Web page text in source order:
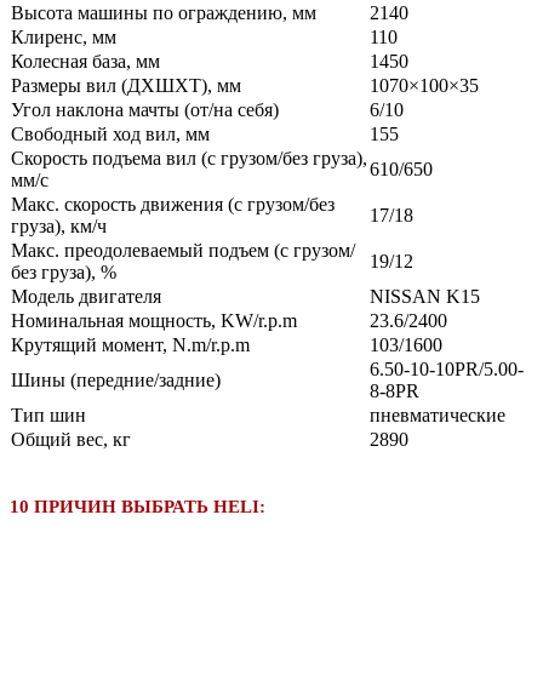
Высота машины по ограждению, мм
2140
Клиренс, мм
110
Колесная база, мм
1450
Размеры вил (ДXШXТ), мм
1070×100×35
Угол наклона мачты (от/на себя)
6/10
Свободный ход вил, мм
155
Скорость подъема вил (с грузом/без груза),
мм/с
610/650
Макс. скорость движения (с грузом/без
груза), км/ч
17/18
Макс. преодолеваемый подъем (с грузом/
без груза), %
19/12
Модель двигателя
NISSAN K15
Номинальная мощность, KW/r.p.m
23.6/2400
Крутящий момент, N.m/r.p.m
103/1600
Шины (передние/задние)
6.50-10-10PR/5.00-
8-8PR
Тип шин
пневматические
Общий вес, кг
2890
10 ПРИЧИН ВЫБРАТЬ HELI: